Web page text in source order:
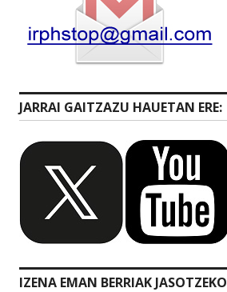
JARRAI GAITZAZU HAUETAN ERE:
IZENA EMAN BERRIAK JASOTZEKO